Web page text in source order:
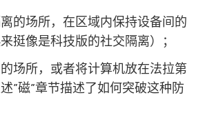
的场所，在区域内保持设备间的
挺像是科技版的社交隔离）；
场所，或者将计算机放在法拉第
”磁”章节描述了如何突破这种防